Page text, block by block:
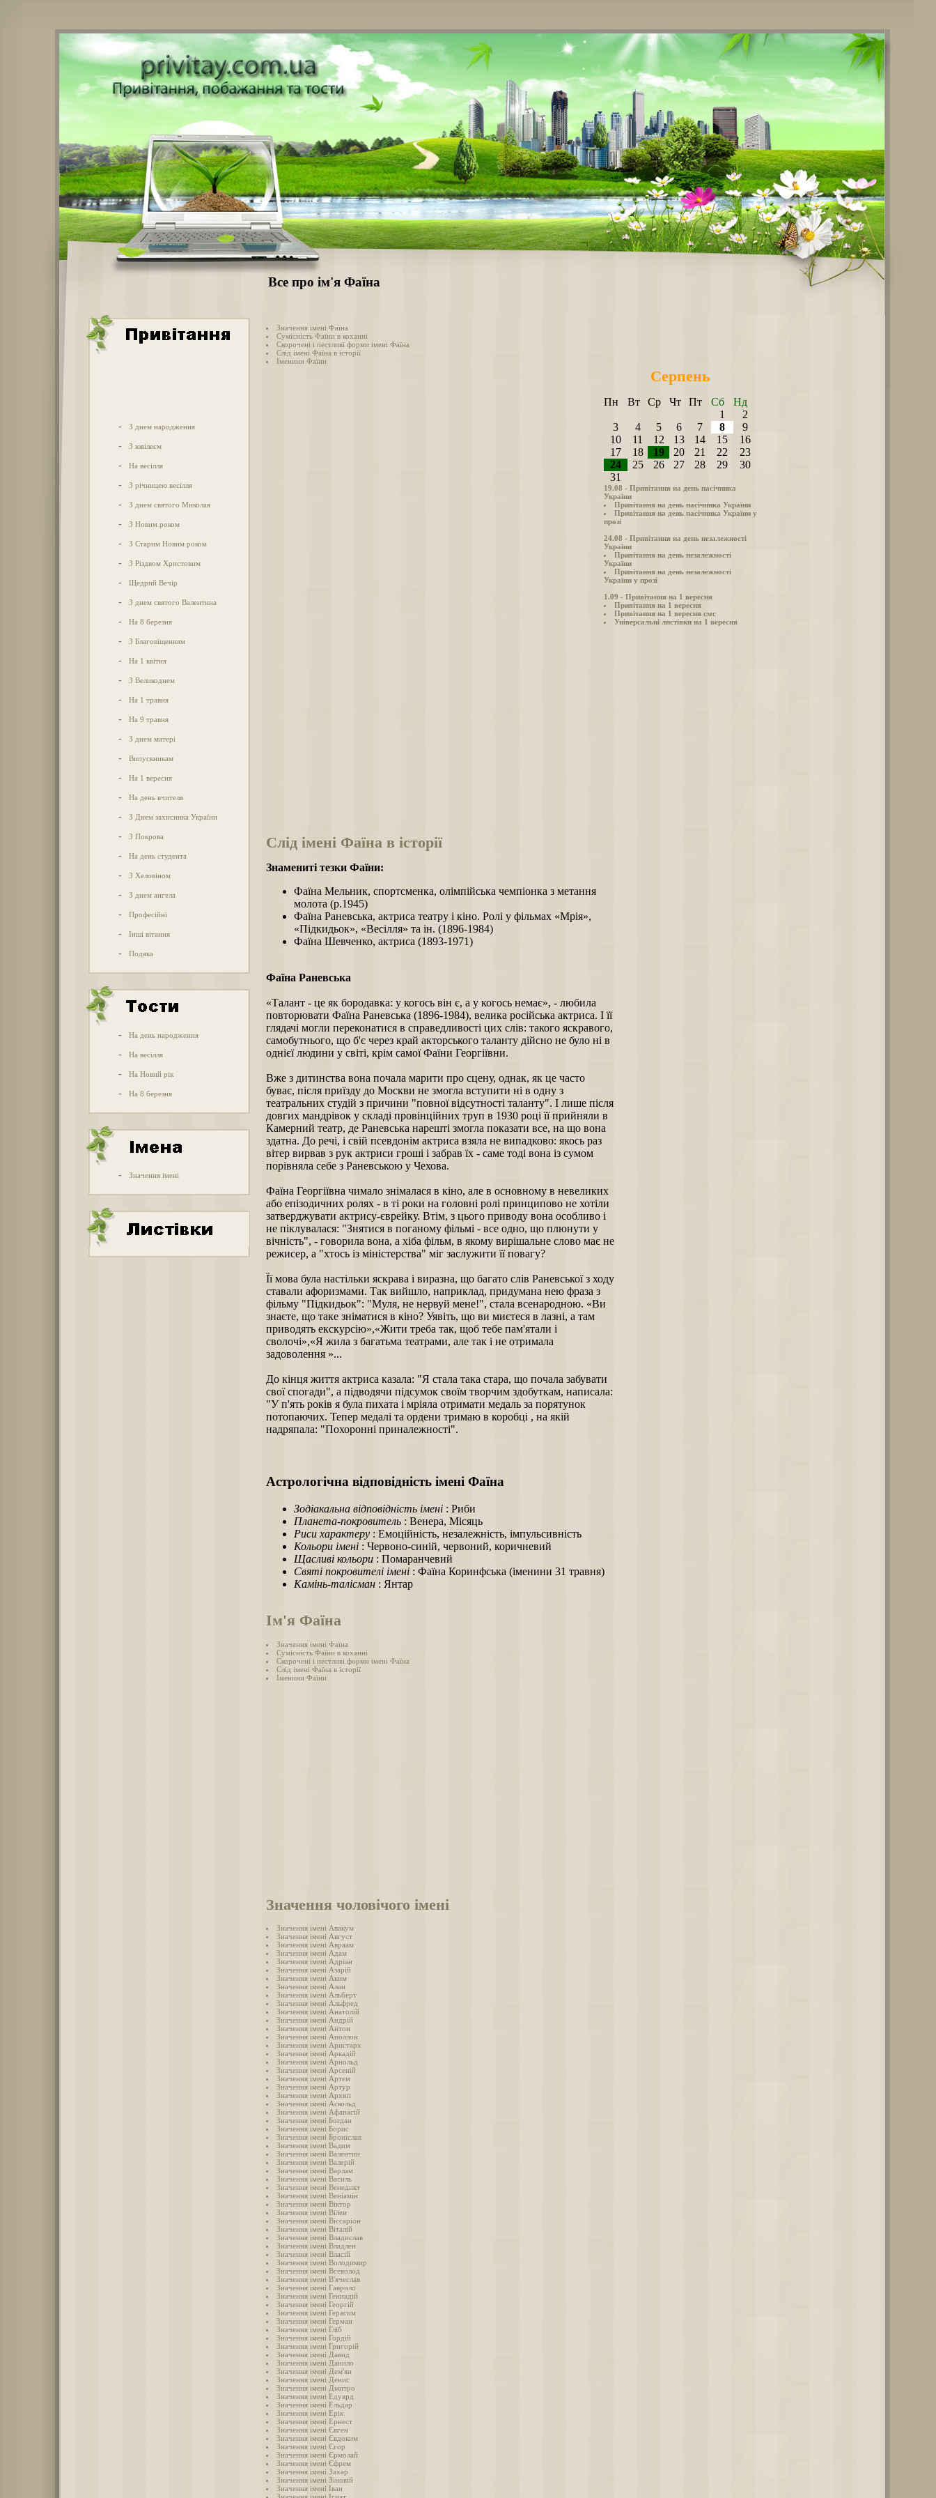
Все про ім'я Фаїна
- З днем народження
- З ювілеєм
- На весілля
- З річницею весілля
- З днем святого Миколая
- З Новим роком
- З Старим Новим роком
- З Різдвом Христовим
- Щедрий Вечір
- З днем святого Валентина
- На 8 березня
- З Благовіщенням
- На 1 квітня
- З Великоднем
- На 1 травня
- На 9 травня
- З днем матері
- Випускникам
- На 1 вересня
- На день вчителя
- З Днем захисника України
- З Покрова
- На день студента
- З Хеловіном
- З днем ангела
- Професійні
- Інші вітання
- Подяка
- На день народження
- На весілля
- На Новий рік
- На 8 березня
- Значення імені
Значення імені Фаїна
Сумісність Фаїни в коханні
Скорочені і пестливі форми імені Фаїна
Слід імені Фаїна в історії
Іменини Фаїни
Серпень
Пн Вт Ср Чт Пт Сб
Нд
1
2
3
4 5 6 7 8
9
10
11 12 13 14 15
16
17
18 19 20 21 22
23
24
25 26 27 28 29
30
31
19.08 - Привітання на день пасічника
України
Привітання на день пасічника України
Привітання на день пасічника України у
прозі
24.08 - Привітання на день незалежності
України
Привітання на день незалежності
України
Привітання на день незалежності
України у прозі
1.09 - Привітання на 1 вересня
Привітання на 1 вересня
Привітання на 1 вересня смс
Універсальні листівки на 1 вересня
Слід імені Фаїна в історії
Знамениті тезки Фаїни:
Фаїна Мельник, спортсменка, олімпійська чемпіонка з метання
молота (р.1945)
Фаїна Раневська, актриса театру і кіно. Ролі у фільмах «Мрія»,
«Підкидьок», «Весілля» та ін. (1896-1984)
Фаїна Шевченко, актриса (1893-1971)
Фаїна Раневська
«Талант - це як бородавка: у когось він є, а у когось немає», - любила
повторювати Фаїна Раневська (1896-1984), велика російська актриса. І її
глядачі могли переконатися в справедливості цих слів: такого яскравого,
самобутнього, що б'є через край акторського таланту дійсно не було ні в
однієї людини у світі, крім самої Фаїни Георгіївни.
Вже з дитинства вона почала марити про сцену, однак, як це часто
буває, після приїзду до Москви не змогла вступити ні в одну з
театральних студій з причини "повної відсутності таланту". І лише після
довгих мандрівок у складі провінційних труп в 1930 році її прийняли в
Камерний театр, де Раневська нарешті змогла показати все, на що вона
здатна. До речі, і свій псевдонім актриса взяла не випадково: якось раз
вітер вирвав з рук актриси гроші і забрав їх - саме тоді вона із сумом
порівняла себе з Раневською у Чехова.
Фаїна Георгіївна чимало знімалася в кіно, але в основному в невеликих
або епізодичних ролях - в ті роки на головні ролі принципово не хотіли
затверджувати актрису-єврейку. Втім, з цього приводу вона особливо і
не піклувалася: "Знятися в поганому фільмі - все одно, що плюнути у
вічність", - говорила вона, а хіба фільм, в якому вирішальне слово має не
режисер, а "хтось із міністерства" міг заслужити її повагу?
Її мова була настільки яскрава і виразна, що багато слів Раневської з ходу
ставали афоризмами. Так вийшло, наприклад, придумана нею фраза з
фільму "Підкидьок": "Муля, не нервуй мене!", стала всенародною. «Ви
знаєте, що таке зніматися в кіно? Уявіть, що ви миєтеся в лазні, а там
приводять екскурсію»,«Жити треба так, щоб тебе пам'ятали і
сволочі»,«Я жила з багатьма театрами, але так і не отримала
задоволення »...
До кінця життя актриса казала: "Я стала така стара, що почала забувати
свої спогади", а підводячи підсумок своїм творчим здобуткам, написала:
"У п'ять років я була пихата і мріяла отримати медаль за порятунок
потопаючих. Тепер медалі та ордени тримаю в коробці , на якій
надряпала: "Похоронні приналежності".
Астрологічна відповідність імені Фаїна
Зодіакальна відповідність імені : Риби
Планета-покровитель : Венера, Місяць
Риси характеру : Емоційність, незалежність, імпульсивність
Кольори імені : Червоно-синій, червоний, коричневий
Щасливі кольори : Помаранчевий
Святі покровителі імені : Фаїна Коринфська (іменини 31 травня)
Камінь-талісман : Янтар
Ім'я Фаїна
Значення імені Фаїна
Сумісність Фаїни в коханні
Скорочені і пестливі форми імені Фаїна
Слід імені Фаїна в історії
Іменини Фаїни
Значення чоловічого імені
Значення імені Авакум
Значення імені Август
Значення імені Авраам
Значення імені Адам
Значення імені Адріан
Значення імені Азарій
Значення імені Аким
Значення імені Алан
Значення імені Альберт
Значення імені Альфред
Значення імені Анатолій
Значення імені Андрій
Значення імені Антон
Значення імені Аполлон
Значення імені Аристарх
Значення імені Аркадій
Значення імені Арнольд
Значення імені Арсеній
Значення імені Артем
Значення імені Артур
Значення імені Архип
Значення імені Аскольд
Значення імені Афанасій
Значення імені Богдан
Значення імені Борис
Значення імені Броніслав
Значення імені Вадим
Значення імені Валентин
Значення імені Валерій
Значення імені Варлам
Значення імені Василь
Значення імені Венедикт
Значення імені Веніамін
Значення імені Віктор
Значення імені Вілен
Значення імені Віссаріон
Значення імені Віталій
Значення імені Владислав
Значення імені Владлен
Значення імені Власій
Значення імені Володимир
Значення імені Всеволод
Значення імені В'ячеслав
Значення імені Гаврило
Значення імені Геннадій
Значення імені Георгій
Значення імені Герасим
Значення імені Герман
Значення імені Гліб
Значення імені Гордій
Значення імені Григорій
Значення імені Давид
Значення імені Данило
Значення імені Дем'ян
Значення імені Денис
Значення імені Дмитро
Значення імені Едуард
Значення імені Ельдар
Значення імені Ерік
Значення імені Ернест
Значення імені Євген
Значення імені Євдоким
Значення імені Єгор
Значення імені Єрмолай
Значення імені Єфрем
Значення імені Захар
Значення імені Зіновій
Значення імені Іван